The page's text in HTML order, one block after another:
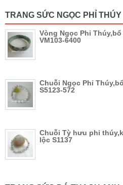
TRANG SỨC NGỌC PHỈ THÚY
Vòng Ngọc Phỉ
VM103-6400
Chuỗi Ngọc Phỉ
S5123-572
Chuỗi Tỳ hưu phỉ
lộc S1137